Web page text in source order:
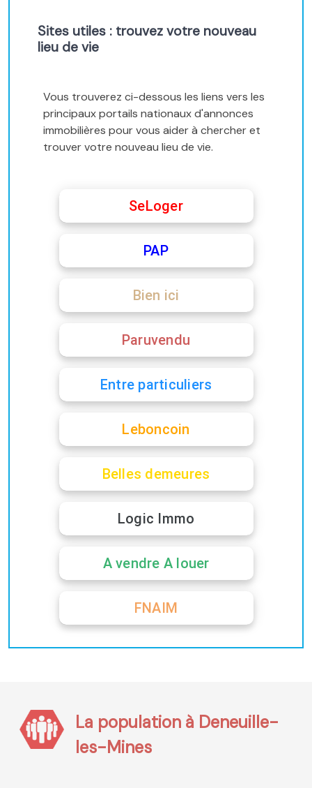
Sites utiles : trouvez votre nouveau
lieu de vie
Vous trouverez ci-dessous les liens vers les
principaux portails nationaux d'annonces
immobilières pour vous aider à chercher et
trouver votre nouveau lieu de vie.
SeLoger
PAP
Bien ici
Paruvendu
Entre particuliers
Leboncoin
Belles demeures
Logic Immo
A vendre A louer
FNAIM
La population à Deneuille-
les-Mines